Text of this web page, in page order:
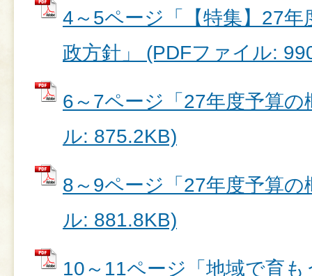
4～5ページ「【特集】27年
政方針」 (PDFファイル:
6～7ページ「27年度予算
ル: 875.2KB)
8～9ページ「27年度予算
ル: 881.8KB)
10～11ページ「地域で育